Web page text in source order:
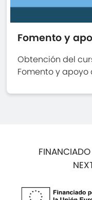
Fomento y
Obtención del
Fomento y